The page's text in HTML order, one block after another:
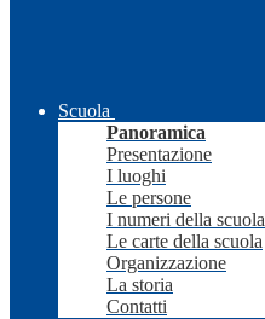
Scuola
Panoramica
Presentazione
I luoghi
Le persone
I numeri della scuola
Le carte della scuola
Organizzazione
La storia
Contatti